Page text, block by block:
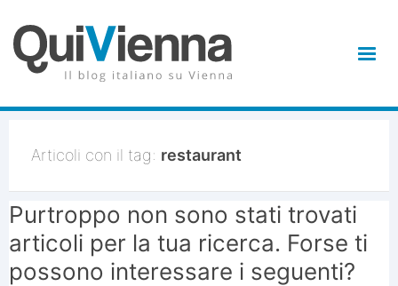
Articoli con il tag: restaurant
Purtroppo non sono stati trovati
articoli per la tua ricerca. Forse ti
possono interessare i seguenti?